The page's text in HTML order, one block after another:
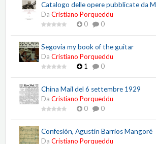
Catalogo delle opere pubblicate da
Da Cristiano Porqueddu
0
0
Segovia my book of the guitar
Da Cristiano Porqueddu
1
0
China Mail del 6 settembre 1929
Da Cristiano Porqueddu
0
0
Confesión, Agustín Barrios Mangoré
Da Cristiano Porqueddu